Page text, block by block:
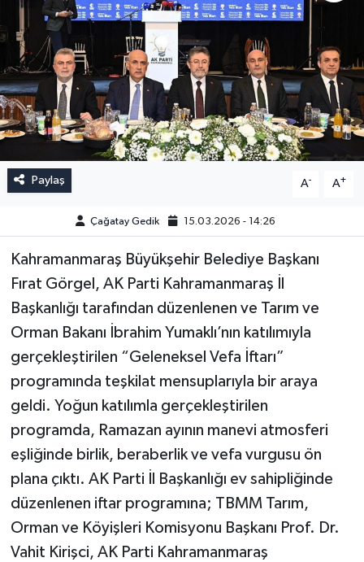
Paylaş A- A+
Çağatay Gedik 15.03.2026 - 14:26
Kahramanmaraş Büyükşehir Belediye Başkanı
Fırat Görgel, AK Parti Kahramanmaraş İl
Başkanlığı tarafından düzenlenen ve Tarım ve
Orman Bakanı İbrahim Yumaklı’nın katılımıyla
gerçekleştirilen “Geleneksel Vefa İftarı”
programında teşkilat mensuplarıyla bir araya
geldi. Yoğun katılımla gerçekleştirilen
programda, Ramazan ayının manevi atmosferi
eşliğinde birlik, beraberlik ve vefa vurgusu ön
plana çıktı. AK Parti İl Başkanlığı ev sahipliğinde
düzenlenen iftar programına; TBMM Tarım,
Orman ve Köyişleri Komisyonu Başkanı Prof. Dr.
Vahit Kirişci, AK Parti Kahramanmaraş